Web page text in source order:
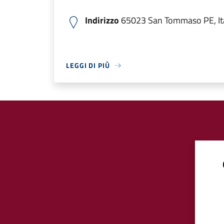
Indirizzo 65023 San Tommaso PE,
LEGGI DI PIÙ